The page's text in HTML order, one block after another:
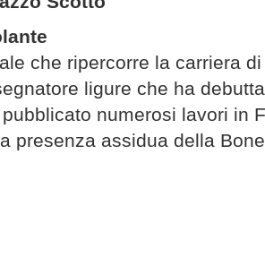
che ripercorre la carriera
ligure che ha
pubblicato numerosi lavori in
presenza assidua della